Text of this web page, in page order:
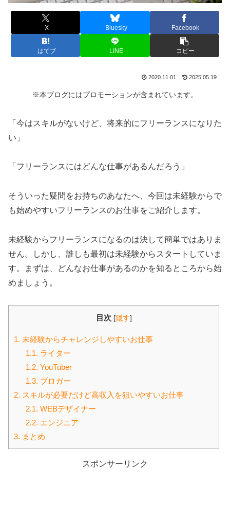
X Bluesky Facebook
はてブ LINE コピー
2020.11.01 2025.05.19
※本ブログにはプロモーションが含まれています。
「今はスキルがないけど、将来的にフリーランスになりた
い」
「フリーランスにはどんな仕事があるんだろう」
そういった疑問をお持ちのあなたへ、今回は未経験からで
も始めやすいフリーランスのお仕事をご紹介します。
未経験からフリーランスになるのは決して簡単ではありま
せん。しかし、誰しも最初は未経験からスタートしていま
す。まずは、どんなお仕事があるのかを知るところから始
めましょう。
目次 [隠す]
1. 未経験からチャレンジしやすいお仕事
1.1. ライター
1.2. YouTuber
1.3. ブロガー
2. スキルが必要だけど高収入を狙いやすいお仕事
2.1. WEBデザイナー
2.2. エンジニア
3. まとめ
スポンサーリンク